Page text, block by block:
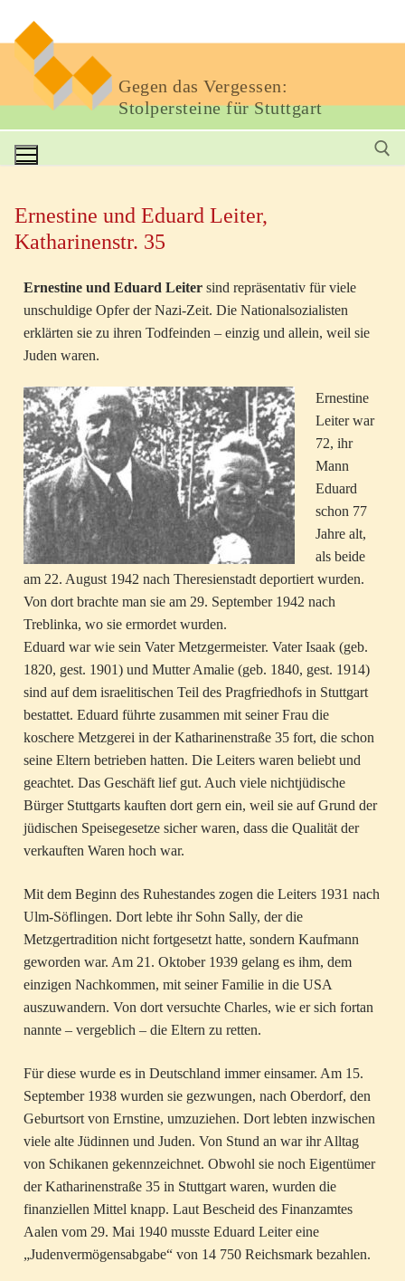
Gegen das Vergessen:
Stolpersteine für Stuttgart
Ernestine und Eduard Leiter,
Katharinenstr. 35
Ernestine und Eduard Leiter sind repräsentativ für viele
unschuldige Opfer der Nazi-Zeit. Die Nationalsozialisten
erklärten sie zu ihren Todfeinden – einzig und allein, weil sie
Juden waren.
Ernestine
Leiter war
72, ihr
Mann
Eduard
schon 77
Jahre alt,
als beide
am 22. August 1942 nach Theresienstadt deportiert wurden.
Von dort brachte man sie am 29. September 1942 nach
Treblinka, wo sie ermordet wurden.
Eduard war wie sein Vater Metzgermeister. Vater Isaak (geb.
1820, gest. 1901) und Mutter Amalie (geb. 1840, gest. 1914)
sind auf dem israelitischen Teil des Pragfriedhofs in Stuttgart
bestattet. Eduard führte zusammen mit seiner Frau die
koschere Metzgerei in der Katharinenstraße 35 fort, die schon
seine Eltern betrieben hatten. Die Leiters waren beliebt und
geachtet. Das Geschäft lief gut. Auch viele nichtjüdische
Bürger Stuttgarts kauften dort gern ein, weil sie auf Grund der
jüdischen Speisegesetze sicher waren, dass die Qualität der
verkauften Waren hoch war.
Mit dem Beginn des Ruhestandes zogen die Leiters 1931 nach
Ulm-Söflingen. Dort lebte ihr Sohn Sally, der die
Metzgertradition nicht fortgesetzt hatte, sondern Kaufmann
geworden war. Am 21. Oktober 1939 gelang es ihm, dem
einzigen Nachkommen, mit seiner Familie in die USA
auszuwandern. Von dort versuchte Charles, wie er sich fortan
nannte – vergeblich – die Eltern zu retten.
Für diese wurde es in Deutschland immer einsamer. Am 15.
September 1938 wurden sie gezwungen, nach Oberdorf, den
Geburtsort von Ernstine, umzuziehen. Dort lebten inzwischen
viele alte Jüdinnen und Juden. Von Stund an war ihr Alltag
von Schikanen gekennzeichnet. Obwohl sie noch Eigentümer
der Katharinenstraße 35 in Stuttgart waren, wurden die
finanziellen Mittel knapp. Laut Bescheid des Finanzamtes
Aalen vom 29. Mai 1940 musste Eduard Leiter eine
„Judenvermögensabgabe“ von 14 750 Reichsmark bezahlen.